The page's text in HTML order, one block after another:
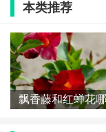
本类推荐